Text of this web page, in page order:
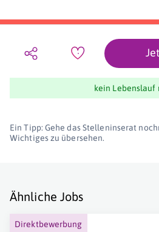
kein Lebenslauf
Ein Tipp: Gehe das Stelleninserat
Wichtiges zu übersehen.
Ähnliche Jobs
Direktbewerbung